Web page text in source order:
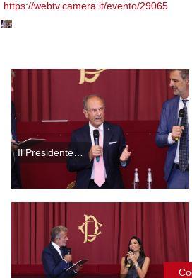
https://webtv.camera.it/evento/29065
Il Presidente…